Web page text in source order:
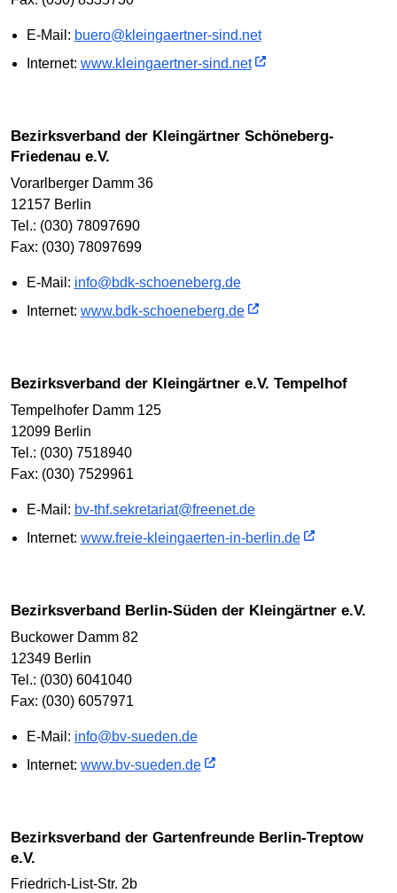
E-Mail: buero@kleingaertner-sind.net
Internet: www.kleingaertner-sind.net
Bezirksverband der Kleingärtner Schöneberg-
Friedenau e.V.
Vorarlberger Damm 36
12157 Berlin
Tel.: (030) 78097690
Fax: (030) 78097699
E-Mail: info@bdk-schoeneberg.de
Internet: www.bdk-schoeneberg.de
Bezirksverband der Kleingärtner e.V. Tempelhof
Tempelhofer Damm 125
12099 Berlin
Tel.: (030) 7518940
Fax: (030) 7529961
E-Mail: bv-thf.sekretariat@freenet.de
Internet: www.freie-kleingaerten-in-berlin.de
Bezirksverband Berlin-Süden der Kleingärtner e.V.
Buckower Damm 82
12349 Berlin
Tel.: (030) 6041040
Fax: (030) 6057971
E-Mail: info@bv-sueden.de
Internet: www.bv-sueden.de
Bezirksverband der Gartenfreunde Berlin-Treptow
e.V.
Friedrich-List-Str. 2b